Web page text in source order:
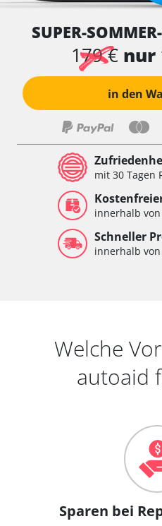
Wegfahrsperre
Wischersteuerung
Xenon links
Xenon rechts
Zentrale Bedieneinheit
Zentralelektronik
Zentralelektronik hinten
Zentralelektronik vorne
Zentralelektronik vorne
Zentralelektronik vorne
Verfügbarkeit abhängig von
und Konfiguration
SUPER-
179 € nur
in den
mit 30 Tagen
innerhalb
Schneller
innerhalb von
Welche
autoaid
Sparen bei